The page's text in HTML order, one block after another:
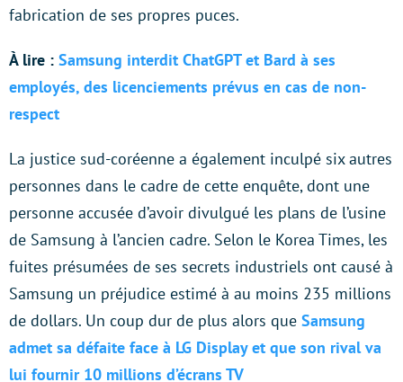
fabrication de ses propres puces.
À lire : Samsung interdit ChatGPT et Bard à ses
employés, des licenciements prévus en cas de non-
respect
La justice sud-coréenne a également inculpé six autres
personnes dans le cadre de cette enquête, dont une
personne accusée d’avoir divulgué les plans de l’usine
de Samsung à l’ancien cadre. Selon le Korea Times, les
fuites présumées de ses secrets industriels ont causé à
Samsung un préjudice estimé à au moins 235 millions
de dollars. Un coup dur de plus alors que Samsung
admet sa défaite face à LG Display et que son rival va
lui fournir 10 millions d’écrans TV